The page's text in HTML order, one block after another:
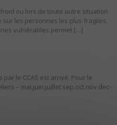
ou lors de toute autre situation
les personnes les plus fragiles.
vulnérables permet […]
le CCAS est arrivé. Pour le
– mai.juin.juillet.sep.oct.nov.dec-